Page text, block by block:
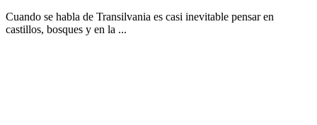
Cuando se habla de Transilvania es casi inevitable pensar en
castillos, bosques y en la ...